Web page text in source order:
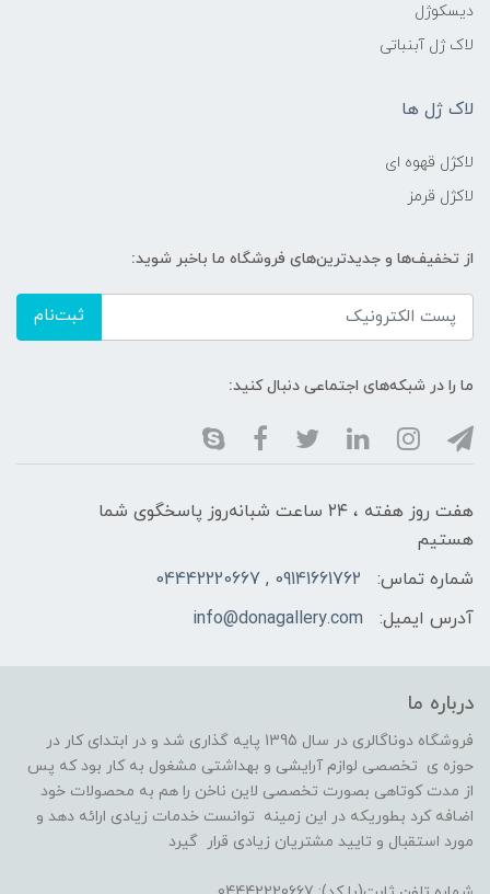
دیسکوژل
لاک ژل آبنباتی
لاک ژل ها
لاکژل قهوه ای
لاکژل قرمز
از تخفیف‌ها و جدیدترین‌های فروشگاه ما باخبر شوید:
ثبت‌نام
ما را در شبکه‌های اجتماعی دنبال کنید:
هفت روز هفته ، ۲۴ ساعت شبانه‌روز پاسخگوی شما
هستیم
شماره تماس:
09141661762 , 04442220667
آدرس ایمیل:
info@donagallery.com
درباره ما
فروشگاه دوناگالری در سال 1395 پایه گذاری شد و در ابتدای کار در
حوزه ی تخصصی لوازم آرایشی و بهداشتی مشغول به کار بود که پس
از مدت کوتاهی بصورت تخصصی لاین ناخن را هم به محصولات خود
اضافه کرد بطوریکه در این زمینه توانست خدمات زیادی ارائه دهد و
مورد استقبال و تایید مشتریان زیادی قرار گیرد